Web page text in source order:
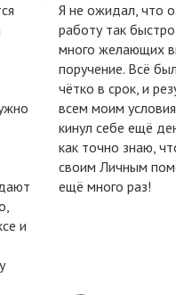
и
Я не ожидал, что
работу так
много желающих
поручение. Всё
чётко в срок, и
всем моим
кинул себе ещё
как точно знаю,
своим Личным
ещё много раз!